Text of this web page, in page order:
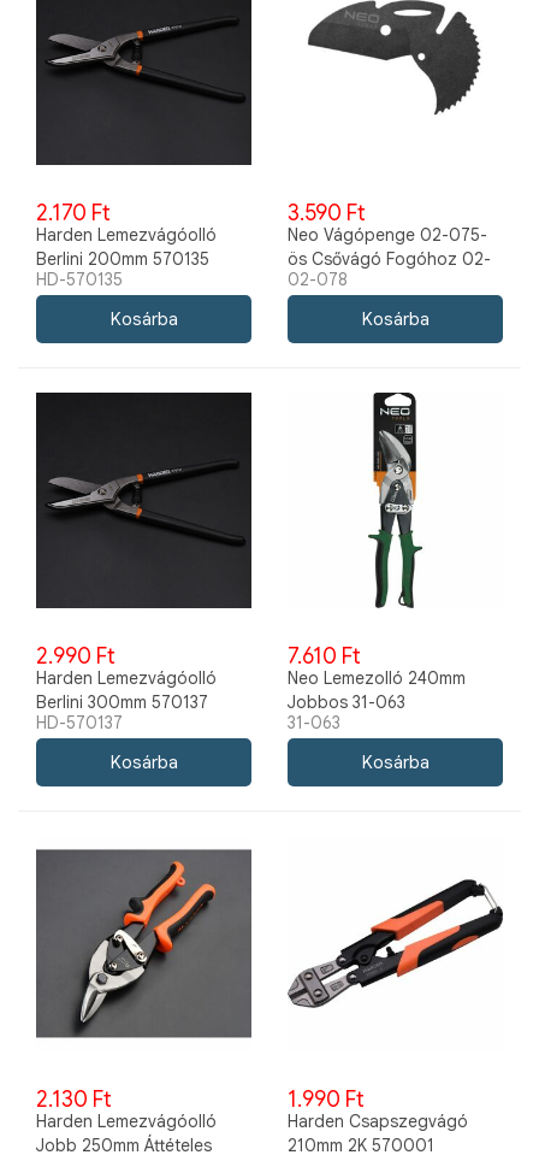
2.170 Ft
Harden Lemezvágóolló
Berlini 200mm 570135
HD-570135
3.590 Ft
Neo Vágópenge 02-075-
ös Csővágó Fogóhoz 02-
078
02-078
2.990 Ft
Harden Lemezvágóolló
Berlini 300mm 570137
HD-570137
7.610 Ft
Neo Lemezolló 240mm
Jobbos 31-063
31-063
2.130 Ft
Harden Lemezvágóolló
Jobb 250mm Áttételes
1.990 Ft
Harden Csapszegvágó
210mm 2K 570001